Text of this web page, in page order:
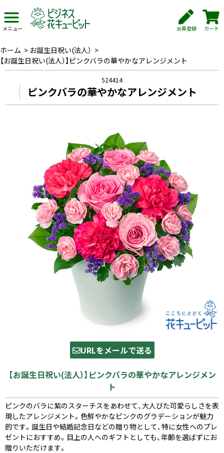
メニュー 会員登録 カート
ホーム > お誕生日祝い(法人） >
【お誕生日祝い(法人）】ピンクバラの華やかなアレンジメント
524414
ピンクバラの華やかなアレンジメント
URLをメールで送る
【お誕生日祝い(法人）】ピンクバラの華やかなアレンジメン
ト
ピンクのバラに紫のスターチスをあわせて、大人びた可愛らしさを表
現したアレンジメント。色鮮やかなピンクのグラデーションが魅力
的です。誕生日や結婚記念日などの贈り物として、特に女性へのプレ
ゼントにおすすめ。目上の人へのギフトとしても、年齢を選ばずにお
贈りいただけます。